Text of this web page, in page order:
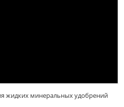
жидких минеральных удобрений